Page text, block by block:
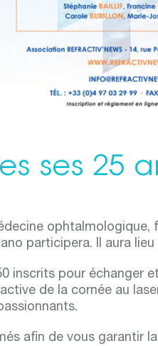
ses 25
participera. Il aura lieu
inscrits pour échanger
de la cornée au
afin de vous garantir